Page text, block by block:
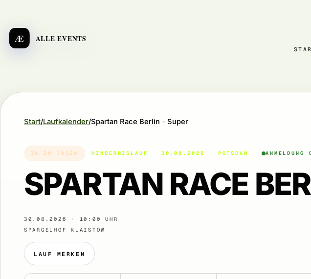
Æ ALLE EVENTS
Start Laufkalender Spartan Race Berlin – Super
IN 20 TAGEN HINDERNISLAUF 30.08.2026 POTSDAM ANMELDUNG
SPARTAN RACE
30.08.2026 · 10:00 UHR
SPARGELHOF KLAISTOW
LAUF MERKEN